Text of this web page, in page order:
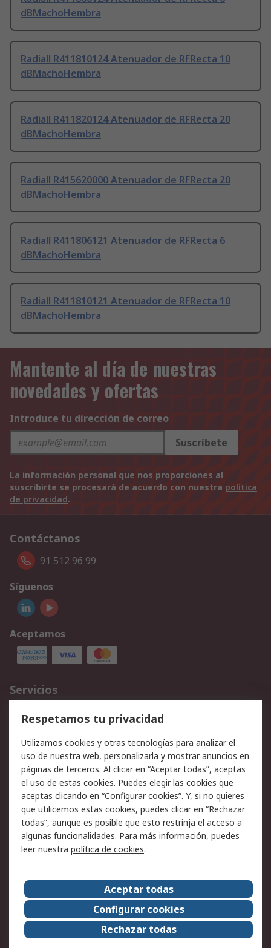
dBMachoHembra
Radiall R411810124 Atenuador de RFRecta 10
dBMachoHembra
Radiall R411820124 Atenuador de RFRecta 20
dBMachoHembra
Radiall R415620000 Atenuador de RFRecta 20
dBMachoHembra
Radiall R411806121 Atenuador de RFRecta 6
dBMachoHembra
Radiall R411810121 Atenuador de RFRecta 10
dBMachoHembra
Mantente al día de nuestras
novedades y ofertas
Introduce tu dirección de correo
Suscríbete
La información personal que nos proporciones al
suscribirte se procesará de acuerdo con nuestra política
de privacidad.
Contáctanos
91 512 96 99
Síguenos
Aceptamos
Servicios
Cómo realizar pedidos
Devoluciones
Facturación y pago
Ofertas
Soporte técnico
Legal
Aviso legal
Política de privacidad -
Actualizada
Política sobre cookies
Seguridad de emails
Certificaciones de
Condiciones de venta
Acerca de RS
Acerca de RS
RS Group
RS en el mundo
Sala de prensa
Respetamos tu privacidad
Utilizamos cookies y otras tecnologías para analizar el
uso de nuestra web, personalizarla y mostrar anuncios en
páginas de terceros. Al clicar en “Aceptar todas”, aceptas
el uso de estas cookies. Puedes elegir las cookies que
aceptas clicando en “Configurar cookies”. Y, si no quieres
que utilicemos estas cookies, puedes clicar en “Rechazar
todas”, aunque es posible que esto restrinja el acceso a
algunas funcionalidades. Para más información, puedes
leer nuestra política de cookies.
Aceptar todas
Configurar cookies
Rechazar todas